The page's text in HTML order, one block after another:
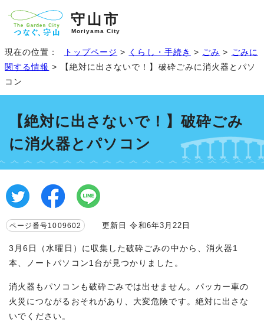
守山市
Moriyama City
現在の位置： トップページ > くらし・手続き > ごみ > ごみに
関する情報 > 【絶対に出さないで！】破砕ごみに消火器とパソ
コン
【絶対に出さないで！】破砕ごみ
に消火器とパソコン
ページ番号1009602 更新日 令和6年3月22日
3月6日（水曜日）に収集した破砕ごみの中から、消火器1
本、ノートパソコン1台が見つかりました。
消火器もパソコンも破砕ごみでは出せません。パッカー車の
火災につながるおそれがあり、大変危険です。絶対に出さな
いでください。